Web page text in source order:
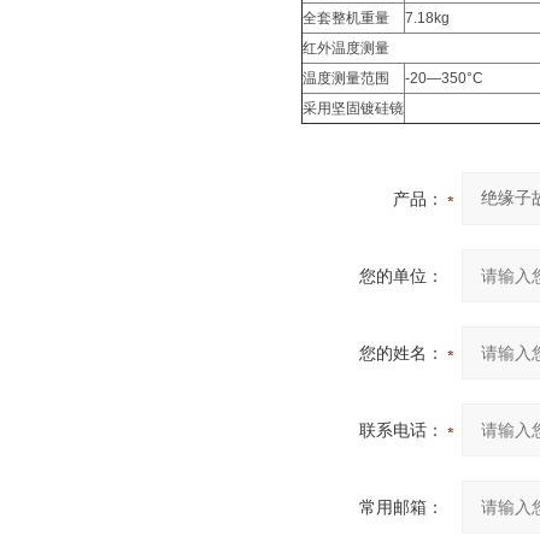
全套整机重量
7.18kg
红外温度测量
温度测量范围
-20—350°C
采用坚固镀硅镜
产品：
您的单位：
您的姓名：
联系电话：
常用邮箱：